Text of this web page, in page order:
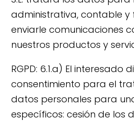
administrativa, contable y
enviarle comunicaciones
nuestros productos y
RGPD: 6.1.a) El interesado
consentimiento para el
datos personales para
específicos: cesión de los